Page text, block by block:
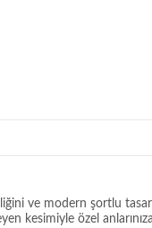
ve modern şortlu
kesimiyle özel